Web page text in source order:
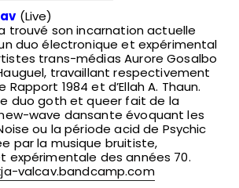
(Live)
trouvé son incarnation actuelle
duo électronique et expérimental
trans-médias Aurore Gosalbo
travaillant respectivement
1984 et d’Ellah A. Thaun.
duo goth et queer fait de la
wave dansante évoquant les
ou la période acid de Psychic
par la musique bruitiste,
expérimentale des années 70.
valcav.bandcamp.com